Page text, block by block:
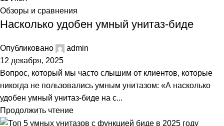
Обзоры и сравнения
Насколько удобен умный унитаз-биде
Опубликовано
admin
12 декабря, 2025
Вопрос, который мы часто слышим от клиентов, которые
никогда не пользовались умным унитазом: «А насколько
удобен умный унитаз-биде на с...
Продолжить чтение